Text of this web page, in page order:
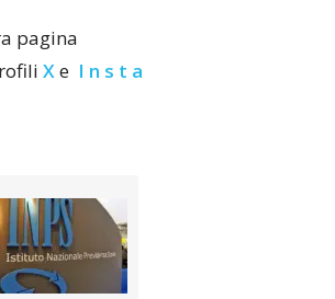
pagina
Xe I n s t a